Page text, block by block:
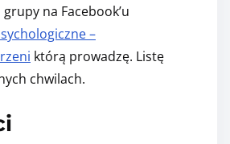
na Facebook’u
–
którą prowadzę. Listę
chwilach.